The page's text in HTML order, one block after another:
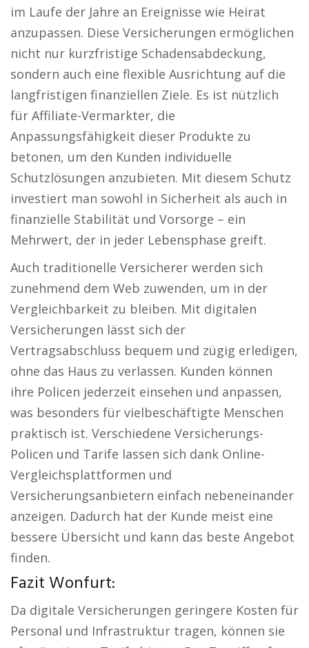
im Laufe der Jahre an Ereignisse wie Heirat
anzupassen. Diese Versicherungen ermöglichen
nicht nur kurzfristige Schadensabdeckung,
sondern auch eine flexible Ausrichtung auf die
langfristigen finanziellen Ziele. Es ist nützlich
für Affiliate-Vermarkter, die
Anpassungsfähigkeit dieser Produkte zu
betonen, um den Kunden individuelle
Schutzlösungen anzubieten. Mit diesem Schutz
investiert man sowohl in Sicherheit als auch in
finanzielle Stabilität und Vorsorge – ein
Mehrwert, der in jeder Lebensphase greift.
Auch traditionelle Versicherer werden sich
zunehmend dem Web zuwenden, um in der
Vergleichbarkeit zu bleiben. Mit digitalen
Versicherungen lässt sich der
Vertragsabschluss bequem und zügig erledigen,
ohne das Haus zu verlassen. Kunden können
ihre Policen jederzeit einsehen und anpassen,
was besonders für vielbeschäftigte Menschen
praktisch ist. Verschiedene Versicherungs-
Policen und Tarife lassen sich dank Online-
Vergleichsplattformen und
Versicherungsanbietern einfach nebeneinander
anzeigen. Dadurch hat der Kunde meist eine
bessere Übersicht und kann das beste Angebot
finden.
Fazit Wonfurt:
Da digitale Versicherungen geringere Kosten für
Personal und Infrastruktur tragen, können sie